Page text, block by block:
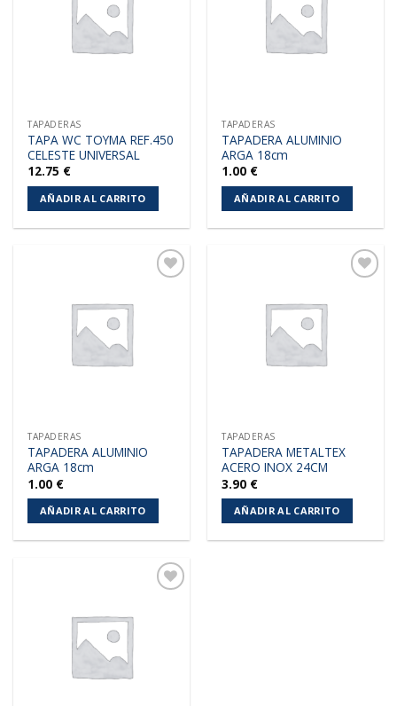
TAPADERAS
TAPA WC TOYMA REF.450
CELESTE UNIVERSAL
12.75 €
AÑADIR AL CARRITO
TAPADERAS
TAPADERA ALUMINIO
ARGA 18cm
1.00 €
AÑADIR AL CARRITO
TAPADERAS
TAPADERA ALUMINIO
ARGA 18cm
1.00 €
AÑADIR AL CARRITO
TAPADERAS
TAPADERA METALTEX
ACERO INOX 24CM
3.90 €
AÑADIR AL CARRITO